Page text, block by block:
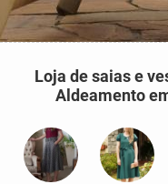
Loja de saias e
Aldeamento